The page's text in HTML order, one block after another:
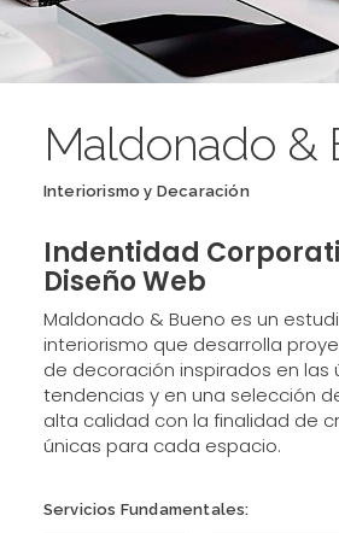
Maldonado &
Interiorismo y Decaración
Indentidad
Diseño Web
Maldonado & Bueno es un
interiorismo que desarrolla
de decoración inspirados en las
tendencias y en una selección
alta calidad con la finalidad de
únicas para cada espacio.
Servicios Fundamentales: